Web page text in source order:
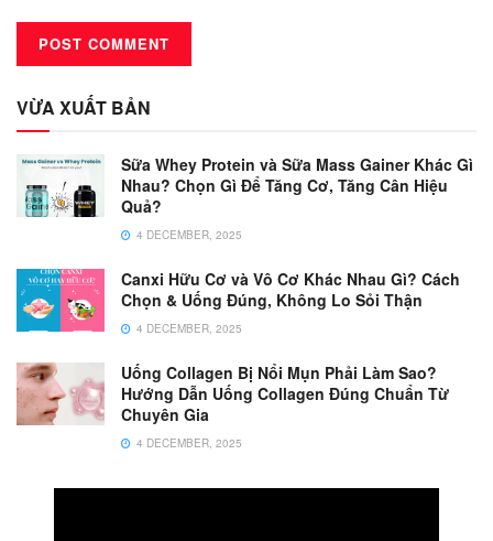
VỪA XUẤT BẢN
Sữa Whey Protein và Sữa Mass Gainer Khác Gì
Nhau? Chọn Gì Để Tăng Cơ, Tăng Cân Hiệu
Quả?
4 DECEMBER, 2025
Canxi Hữu Cơ và Vô Cơ Khác Nhau Gì? Cách
Chọn & Uống Đúng, Không Lo Sỏi Thận
4 DECEMBER, 2025
Uống Collagen Bị Nổi Mụn Phải Làm Sao?
Hướng Dẫn Uống Collagen Đúng Chuẩn Từ
Chuyên Gia
4 DECEMBER, 2025